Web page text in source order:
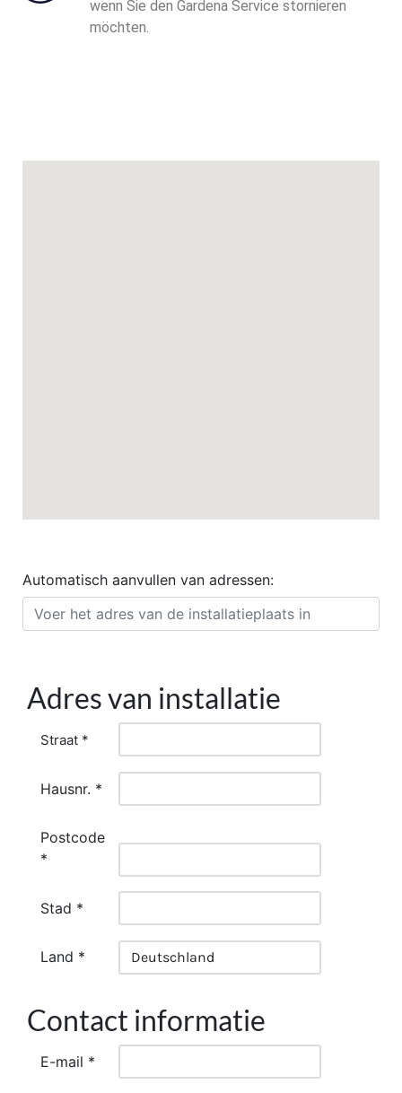
wenn Sie den Gardena Service stornieren
möchten.
Automatisch aanvullen van adressen:
Adres van installatie
Straat *
Hausnr. *
Postcode
*
Stad *
Land *
Contact informatie
E-mail *